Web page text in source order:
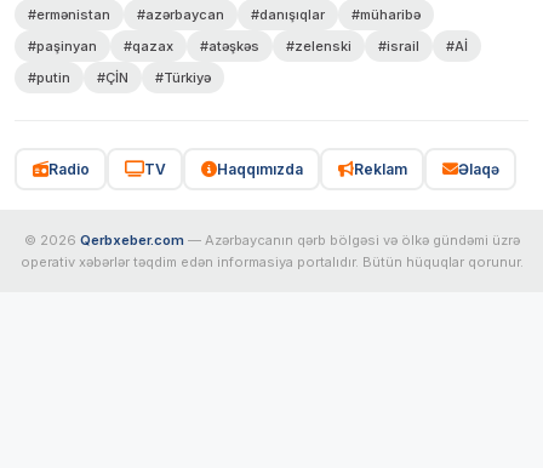
#ermənistan #azərbaycan #danışıqlar
#müharibə
#paşinyan
#qazax #atəşkəs #zelenski #israil
#Aİ
#putin
#ÇİN #Türkiyə
Radio TV Haqqımızda Reklam Əlaqə
© 2026 Qerbxeber.com — Azərbaycanın qərb bölgəsi və ölkə gündəmi üzrə
operativ xəbərlər təqdim edən informasiya portalıdır. Bütün hüquqlar qorunur.